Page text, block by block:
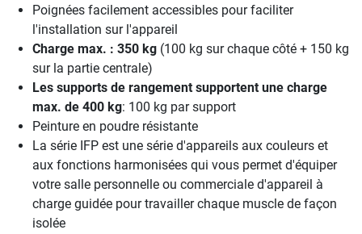
Poignées facilement accessibles pour faciliter
l'installation sur l'appareil
Charge max. : 350 kg (100 kg sur chaque côté + 150 kg
sur la partie centrale)
Les supports de rangement supportent une charge
max. de 400 kg: 100 kg par support
Peinture en poudre résistante
La série IFP est une série d'appareils aux couleurs et
aux fonctions harmonisées qui vous permet d'équiper
votre salle personnelle ou commerciale d'appareil à
charge guidée pour travailler chaque muscle de façon
isolée